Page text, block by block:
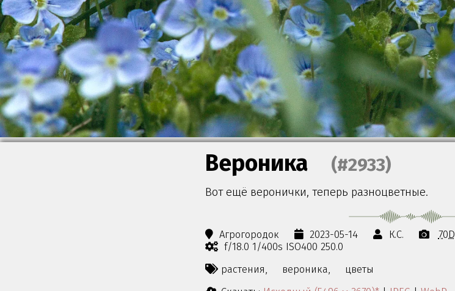
Вероника (#2933)
Вот ещё веронички, теперь разноцветные.
Агрогородок 2023-05-14 К.С. 70D
f/18.0 1/400s ISO400 250.0
растения,
вероника,
цветы